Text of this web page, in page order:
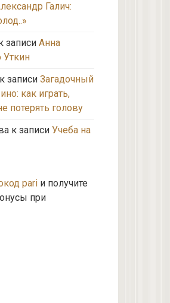
Галич:
записи Анна
Уткин
к записи Загадочный
как играть,
потерять голову
к записи Учеба на
pari и получите
при